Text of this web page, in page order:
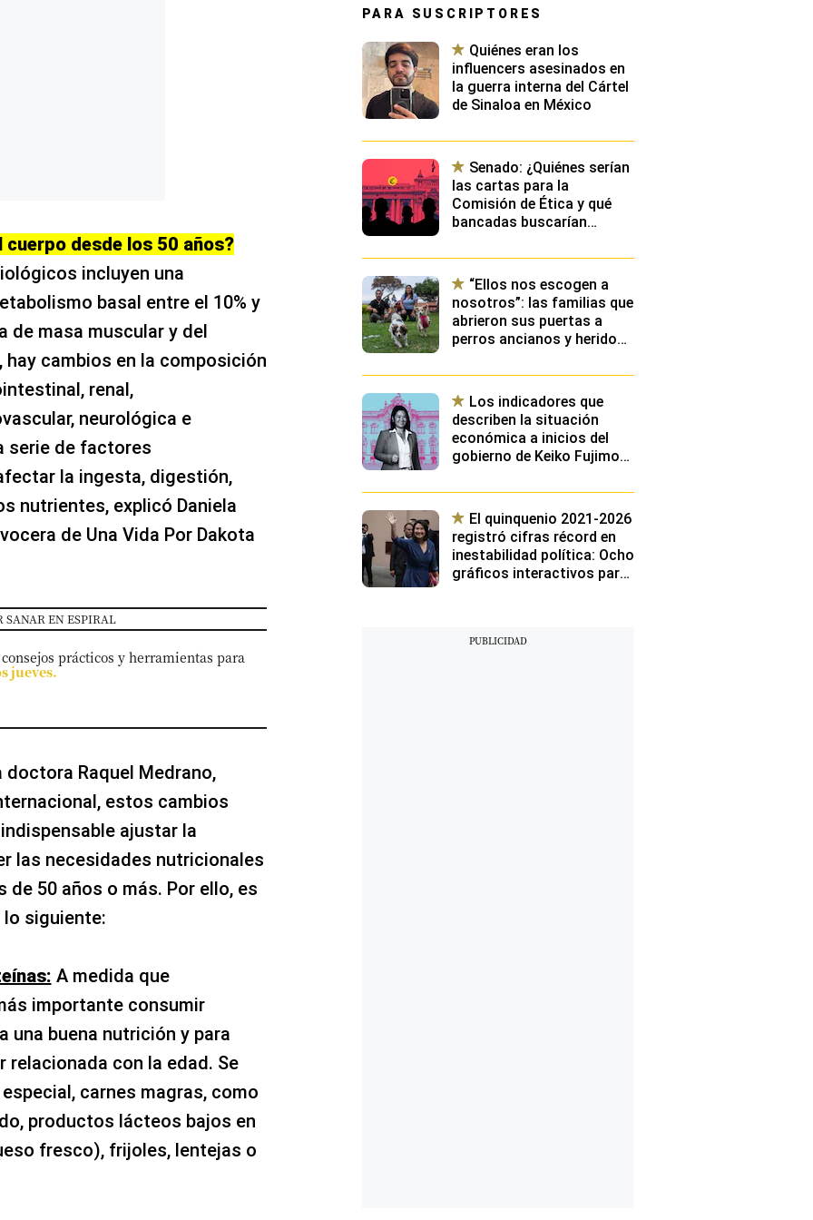
desde los 50 años?
incluyen una
basal entre el 10% y
de masa muscular y del
cambios en la composición
renal,
neurológica e
serie de factores
la ingesta, digestión,
nutrientes, explicó Daniela
de Una Vida Por Dakota
SANAR EN ESPIRAL
prácticos y herramientas para
jueves.
Raquel Medrano,
estos cambios
ajustar la
las necesidades nutricionales
50 años o más. Por ello, es
siguiente:
A medida que
importante consumir
una buena nutrición y para
con la edad. Se
carnes magras, como
productos lácteos bajos en
fresco), frijoles, lentejas o
PARA SUSCRIPTORES
Quiénes eran los
influencers asesinados en
la guerra interna del Cártel
de Sinaloa en México
Senado: ¿Quiénes serían
las cartas para la
Comisión de Ética y qué
bancadas buscarían
“Ellos nos escogen a
nosotros”: las familias que
abrieron sus puertas a
perros ancianos y heridos
esperando ser adoptados
Los indicadores que
describen la situación
económica a inicios del
gobierno de Keiko Fujimori:
principales retos de su
gestión?
El quinquenio 2021-2026
registró cifras récord en
inestabilidad política: Ocho
gráficos interactivos para